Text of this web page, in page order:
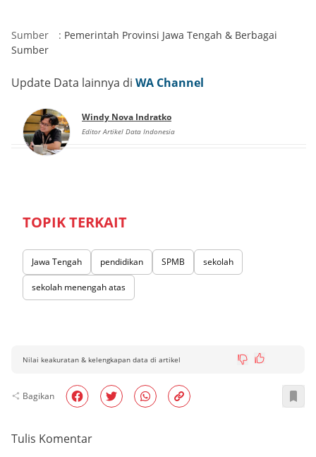
Sumber : Pemerintah Provinsi Jawa Tengah & Berbagai
Sumber
Update Data lainnya di WA Channel
Windy Nova Indratko
Editor Artikel Data Indonesia
TOPIK TERKAIT
Jawa Tengah pendidikan SPMB sekolah
sekolah menengah atas
Nilai keakuratan & kelengkapan data di artikel
Bagikan
Tulis Komentar